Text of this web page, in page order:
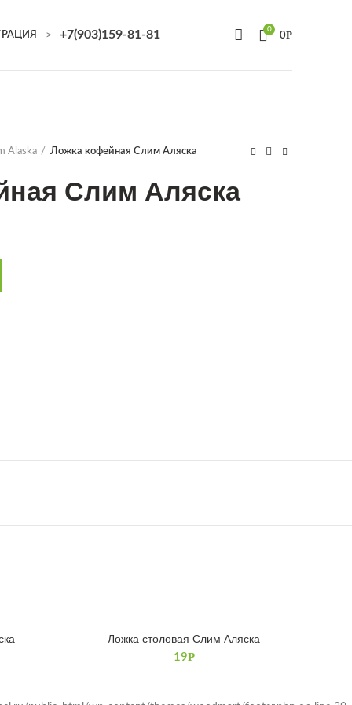
> +7(903)159-81-81 0
0Р
Alaska Ложка кофейная Слим Аляска
Слим Аляска
В КОРЗИНУ
Ложка столовая Слим Аляска
19Р